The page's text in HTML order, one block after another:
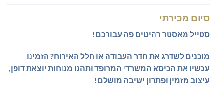
סיום מכירתי
סטייל מאסטר רהיטים פה עבורכם!
מוכנים לשדרג את חדר העבודה או חלל האירוח? הזמינו
עכשיו את הכיסא המשרדי המרופד ותהנו מנוחות יוצאת דופן,
עיצוב מזמין ופתרון ישיבה מושלם!